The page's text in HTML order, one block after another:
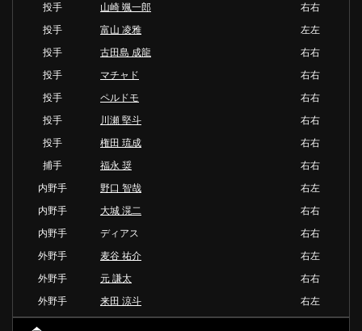
投手
山崎 颯一郎
右右
投手
富山 凌雅
左左
投手
古田島 成龍
右右
投手
マチャド
右右
投手
ペルドモ
右右
投手
川瀬 堅斗
右右
投手
権田 琉成
右右
捕手
福永 奨
右右
内野手
野口 智哉
右左
内野手
大城 滉二
右右
内野手
ディアス
右右
外野手
麦谷 祐介
右左
外野手
元 謙太
右右
外野手
来田 涼斗 右左